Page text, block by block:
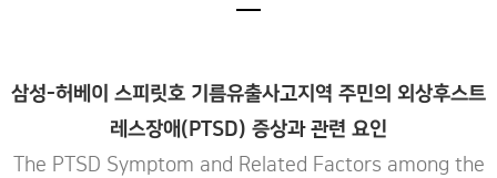
삼성-허베이 스피릿호 기름유출사고지역 주민의 외상후스트
레스장애(PTSD) 증상과 관련 요인
The PTSD Symptom and Related Factors among the